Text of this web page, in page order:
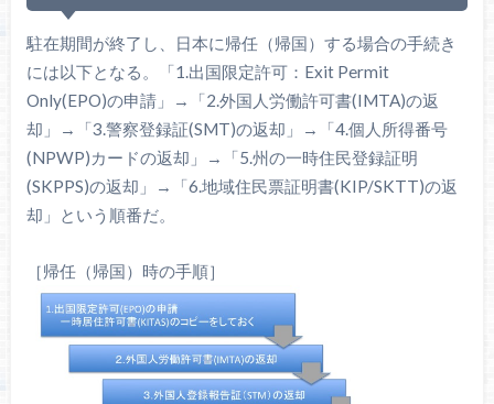
駐在期間が終了し、日本に帰任（帰国）する場合の手続き
には以下となる。「1.出国限定許可：Exit Permit
Only(EPO)の申請」→「2.外国人労働許可書(IMTA)の返
却」→「3.警察登録証(SMT)の返却」→「4.個人所得番号
(NPWP)カードの返却」→「5.州の一時住民登録証明
(SKPPS)の返却」→「6.地域住民票証明書(KIP/SKTT)の返
却」という順番だ。
［帰任（帰国）時の手順］